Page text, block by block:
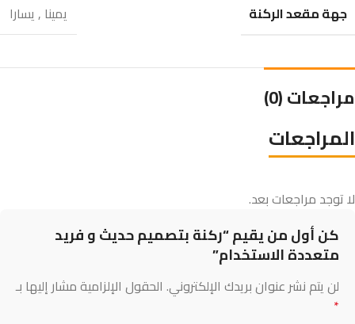
جهة مقعد الركنة يمينا ,يسارا
مراجعات (0)
المراجعات
لا توجد مراجعات بعد.
كن أول من يقيم “ركنة بتصميم حديث و فريد
متعددة الاستخدام”
لن يتم نشر عنوان بريدك الإلكتروني. الحقول الإلزامية مشار إليها بـ
*